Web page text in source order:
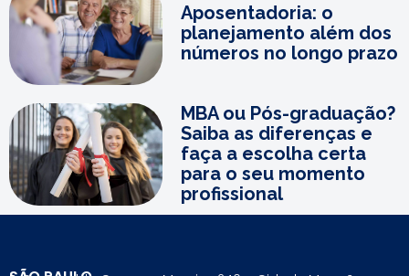
Aposentadoria: o
planejamento além dos
números no longo prazo
MBA ou Pós-graduação?
Saiba as diferenças e
faça a escolha certa
para o seu momento
profissional